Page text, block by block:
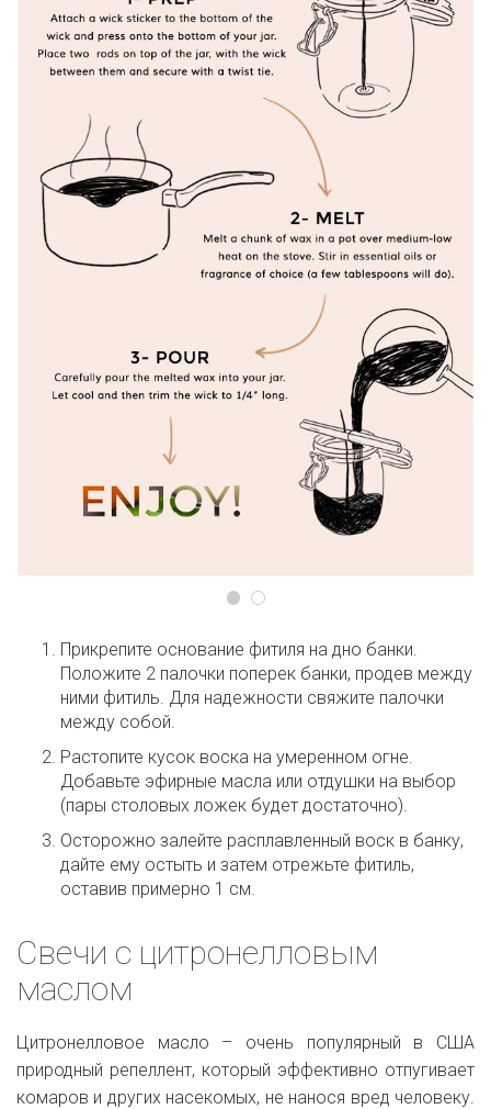
Прикрепите основание фитиля на дно банки.
Положите 2 палочки поперек банки, продев между
ними фитиль. Для надежности свяжите палочки
между собой.
Растопите кусок воска на умеренном огне.
Добавьте эфирные масла или отдушки на выбор
(пары столовых ложек будет достаточно).
Осторожно залейте расплавленный воск в банку,
дайте ему остыть и затем отрежьте фитиль,
оставив примерно 1 см.
Свечи с цитронелловым
маслом
Цитронелловое масло – очень популярный в США
природный репеллент, который эффективно отпугивает
комаров и других насекомых, не нанося вред человеку.